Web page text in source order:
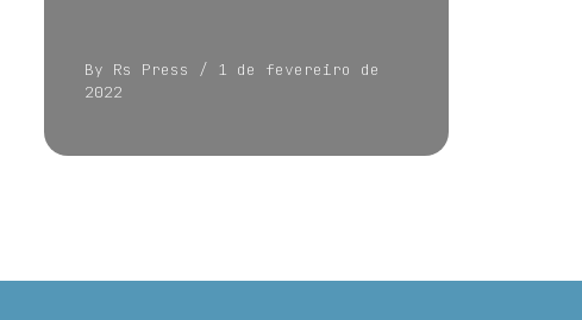
By Rs Press
/ 1 de fevereiro de
2022